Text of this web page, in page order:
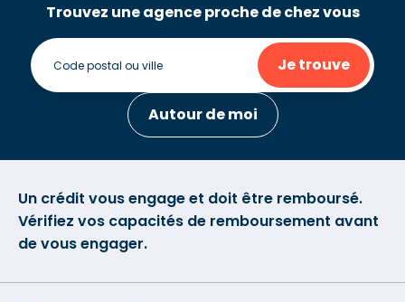
Trouvez une agence proche de chez vous
Je trouve
Autour de moi
Un crédit vous engage et doit être remboursé.
Vérifiez vos capacités de remboursement avant
de vous engager.